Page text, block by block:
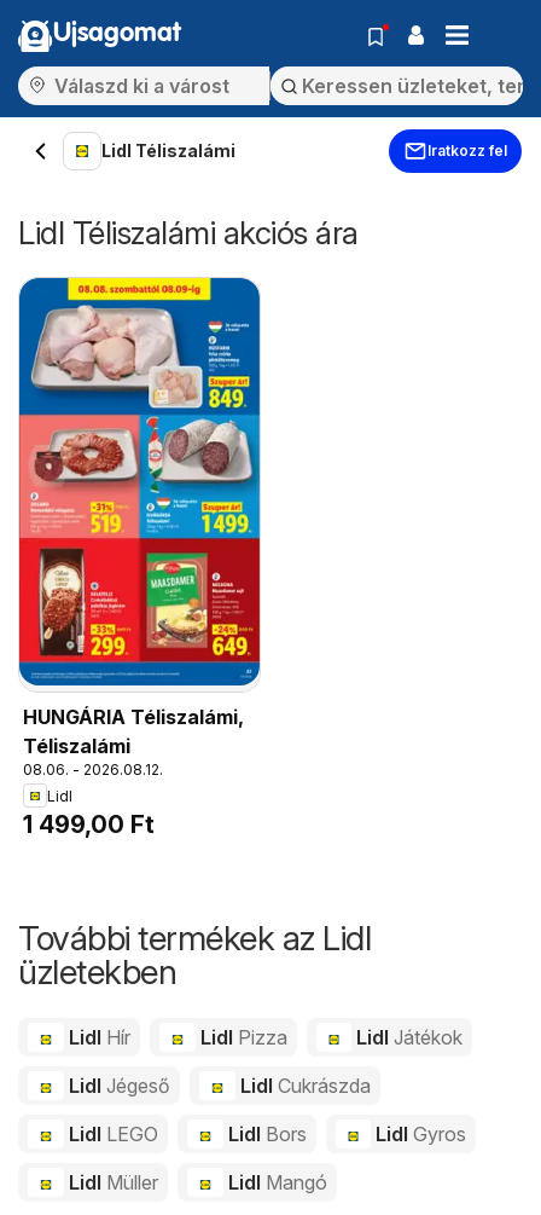
Ujsagomat
Lidl Téliszalámi Iratkozz fel
Lidl Téliszalámi akciós ára
HUNGÁRIA Téliszalámi,
Téliszalámi
08.06. - 2026.08.12.
Lidl
1 499,00 Ft
További termékek az Lidl
üzletekben
Lidl Hír Lidl Pizza LidlJátékok
Lidl Jégeső Lidl Cukrászda
Lidl LEGO Lidl Bors LidlGyros
Lidl Müller Lidl Mangó